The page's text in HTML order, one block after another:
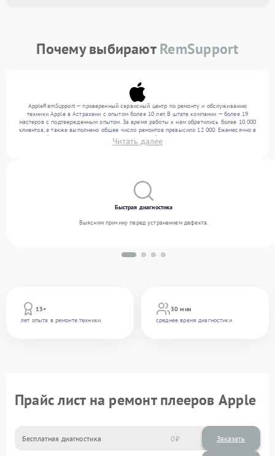
Почему выбираютRemSupport
AppleRemSupport — проверенный сервисный центр по ремонту и обслуживанию
техники Apple в Астрахани с опытом более 10 лет. В штате компании — более 19
мастеров с подтвержденным опытом. За время работы к нам обратились более 10 000
клиентов, а также выполнено общее число ремонтов превысило 12 000. Ежемесячно в
сервисный центр поступает более 300 обращений, включая , , . Мы выполняем ремонт
различного уровня сложности и обеспечиваем надежный результат благодаря
Читать далее
13+
лет опыта в ремонте техники
30 мин
среднее время диагностики
Быстрая диагностика
Выясним причину перед устранением дефекта.
Прайс лист на ремонт плееров Apple
Бесплатная диагностика 0 Заказать